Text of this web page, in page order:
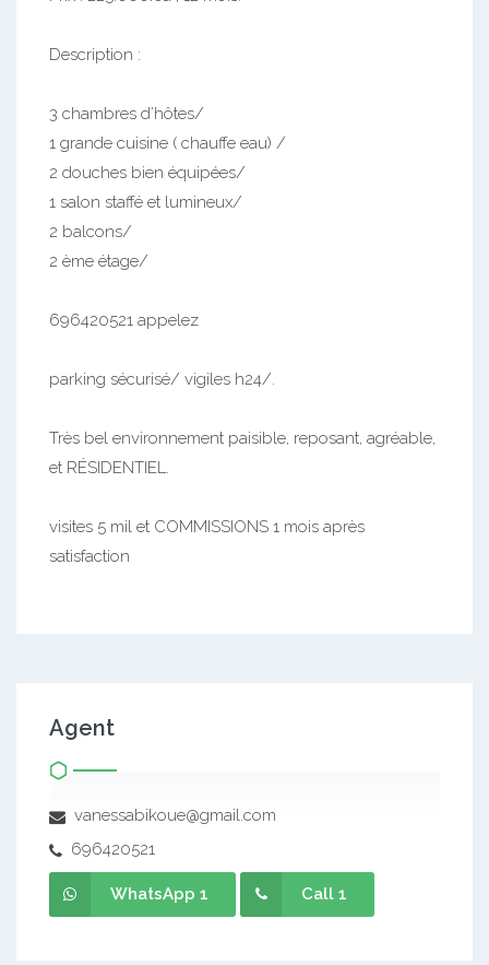
Description :
3 chambres d’hôtes/
1 grande cuisine ( chauffe eau) /
2 douches bien équipées/
1 salon staffé et lumineux/
2 balcons/
2 ème étage/
696420521 appelez
parking sécurisé/ vigiles h24/.
Très bel environnement paisible, reposant, agréable,
et RÉSIDENTIEL.
visites 5 mil et COMMISSIONS 1 mois après
satisfaction
Agent
vanessabikoue@gmail.com
696420521
WhatsApp 1 Call 1